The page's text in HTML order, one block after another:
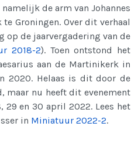
de arm van Johannes
Groningen. Over dit verhaal
op de jaarvergadering van de
2018-2). Toen ontstond het
aan de Martinikerk in
2020. Helaas is dit door de
maar nu heeft dit evenement
29 en 30 april 2022. Lees het
in Miniatuur 2022-2.